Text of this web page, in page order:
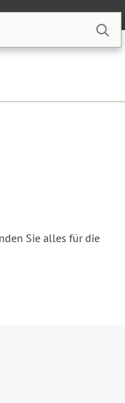
Sie alles für die